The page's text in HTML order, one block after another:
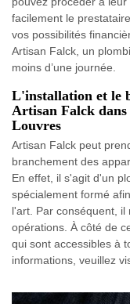
facilement le
vos possibilités
Artisan Falck, un
moins d’une journée.
L'installation et le
Artisan Falck dans
Louvres
Artisan Falck peut
branchement des
En effet, il s'agit d'un
spécialement formé
l'art. Par conséquent,
opérations. À côté de
qui sont accessibles à
informations, veuillez